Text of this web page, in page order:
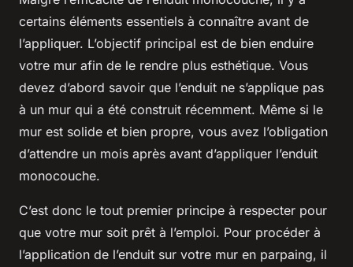
certains éléments essentiels à connaître avant de
l’appliquer. L’objectif principal est de bien enduire
votre mur afin de le rendre plus esthétique. Vous
devez d’abord savoir que l’enduit ne s’applique pas
à un mur qui a été construit récemment. Même si le
mur est solide et bien propre, vous avez l’obligation
d’attendre un mois après avant d’appliquer l’enduit
monocouche.
C’est donc le tout premier principe à respecter pour
que votre mur soit prêt à l’emploi. Pour procéder à
l’application de l’enduit sur votre mur en parpaing, il